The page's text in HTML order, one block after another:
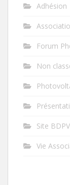
Adhésion
Forum
Non
Site BDPV
Vie